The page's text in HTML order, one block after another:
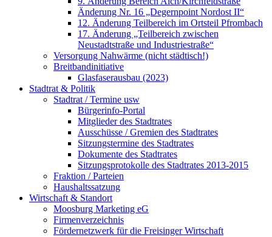
Änderung Nr. 16 „Degernpoint Nordost II“
12. Änderung Teilbereich im Ortsteil Pfrombach
17. Änderung „Teilbereich zwischen
Neustadtstraße und Industriestraße“
Versorgung Nahwärme (nicht städtisch!)
Breitbandinitiative
Glasfaserausbau (2023)
Stadtrat & Politik
Stadtrat / Termine usw
Bürgerinfo-Portal
Mitglieder des Stadtrates
Ausschüsse / Gremien des Stadtrates
Sitzungstermine des Stadtrates
Dokumente des Stadtrates
Sitzungsprotokolle des Stadtrates 2013-2015
Fraktion / Parteien
Haushaltssatzung
Wirtschaft & Standort
Moosburg Marketing eG
Firmenverzeichnis
Fördernetzwerk für die Freisinger Wirtschaft